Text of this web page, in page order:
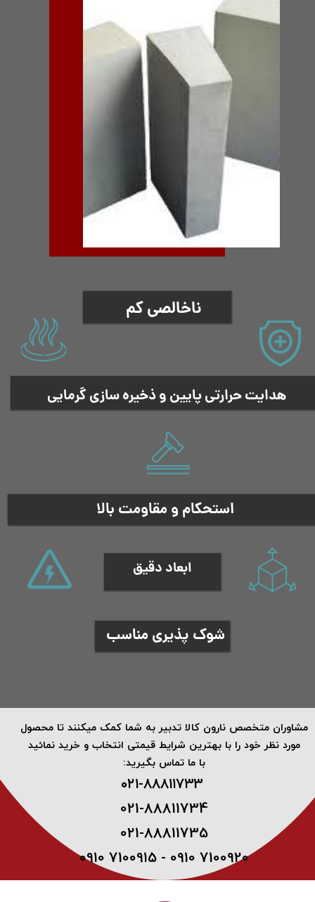
ناخالصی کم
هدایت حرارتی پایین و ذخیره سازی گرمایی
استحکام و مقاومت بالا
شوک پذیری مناسب
ابعاد دقیق
​مشاوران متخصص نارون کالا تدبیر به شما کمک میکنند تا محصول
مورد نظر خود را با بهترین شرایط قیمتی انتخاب و خرید نمائید
با ما تماس بگیرید:
۰۲۱-۸۸۸۱۱۷۳3 ​
021-88811734
021-88811735
0910 7100915 - 0910 7100920